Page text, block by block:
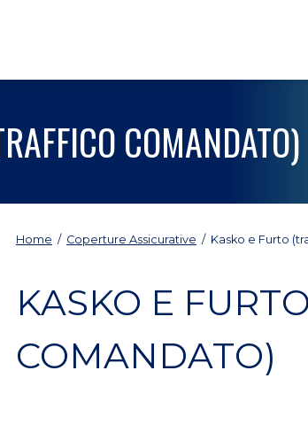
COMANDATO)
Home / Coperture Assicurative / Kasko e Furto
KASKO E
COMANDATO)